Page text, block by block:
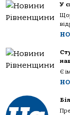
У
Є